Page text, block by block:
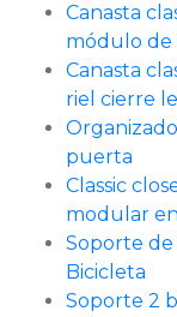
Canasta
módulo de
Canasta
riel cierre
puerta
Classic
modular
Soporte de
Bicicleta
Soporte 2